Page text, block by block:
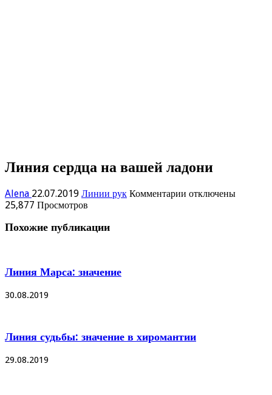
Линия сердца на вашей ладони
Alena 22.07.2019 Линии рук Комментарии котключены
25,877 Просмотров
Похожие публикации
Линия Марса: значение
30.08.2019
Линия судьбы: значение в хиромантии
29.08.2019